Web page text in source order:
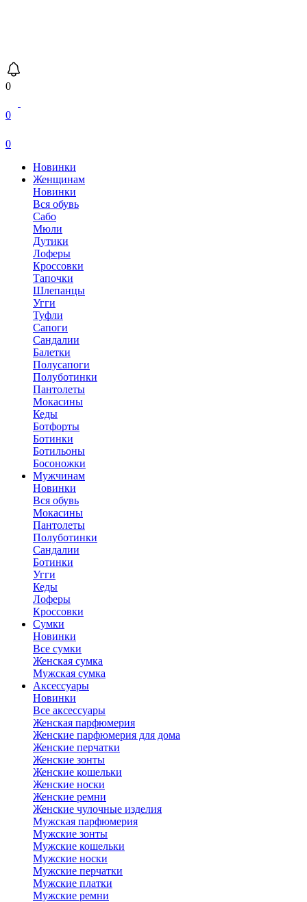
0
0
0
Новинки
Женщинам
Новинки
Вся обувь
Сабо
Мюли
Дутики
Лоферы
Кроссовки
Тапочки
Шлепанцы
Угги
Туфли
Сапоги
Сандалии
Балетки
Полусапоги
Полуботинки
Пантолеты
Мокасины
Кеды
Ботфорты
Ботинки
Ботильоны
Босоножки
Мужчинам
Новинки
Вся обувь
Мокасины
Пантолеты
Полуботинки
Сандалии
Ботинки
Угги
Кеды
Лоферы
Кроссовки
Сумки
Новинки
Все сумки
Женская сумка
Мужская сумка
Аксессуары
Новинки
Все аксессуары
Женская парфюмерия
Женские парфюмерия для дома
Женские перчатки
Женские зонты
Женские кошельки
Женские носки
Женские ремни
Женские чулочные изделия
Мужская парфюмерия
Мужские зонты
Мужские кошельки
Мужские носки
Мужские перчатки
Мужские платки
Мужские ремни